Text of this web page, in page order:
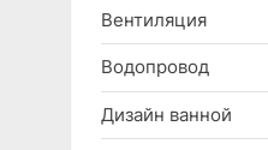
Вентиляция
Водопровод
Дизайн ванной